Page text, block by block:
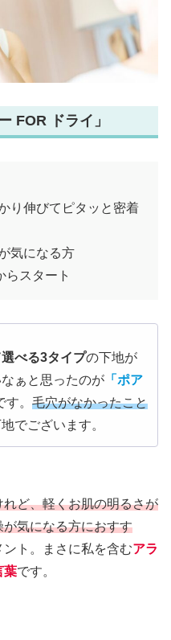
FOR ドライ」
り伸びてピタッと密着
気になる方
らスタート
べる3タイプの下地が
ぁと思ったのが 「ポア
す。 毛穴がなかったこと
でございます。
ど、軽くお肌の明るさが
気になる方におすす
ト。まさに私を含むアラ
葉です。